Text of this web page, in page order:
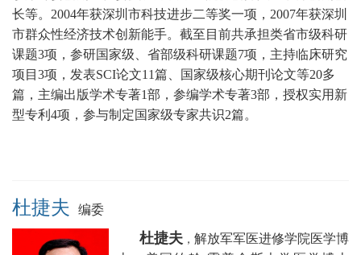
长等。2004年获深圳市科技进步二等奖一项，2007年获深圳
市群众性经济技术创新能手。截至目前共承担类省市级科研
课题3项，参研国家级、省部级科研课题7项，主持临床研究
项目3项，发表SCI论文11篇、国家级核心期刊论文等20多
篇，主编出版学术专著1部，参编学术专著3部，授权实用新
型专利4项，参与制定国家级专家共识2篇。
杜捷夫 编委
杜捷夫 ， 解放军军医进修学院医学博